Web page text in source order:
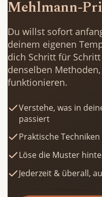
Mehlmann-
Du willst sofort
deinem eigenen
dich Schritt für
denselben
funktionieren.
Verstehe, was in
passiert
Praktische
Löse die Muster
Jederzeit & überall,